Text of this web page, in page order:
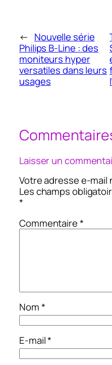
← Nouvelle série
Philips B-Line : des
moniteurs hyper
versatiles dans leurs
usages
Laisser un
Votre adresse e-mail
Les champs
*
Commentaire*
Nom*
E-mail*